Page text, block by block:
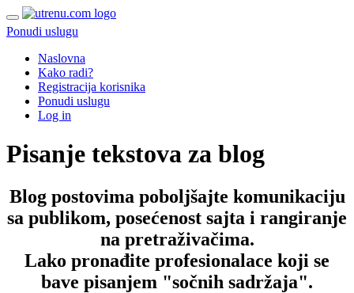
Ponudi uslugu
Naslovna
Kako radi?
Registracija korisnika
Ponudi uslugu
Log in
Pisanje tekstova za blog
Blog postovima poboljšajte komunikaciju
sa publikom, posećenost sajta i rangiranje
na pretraživačima.
Lako pronađite profesionalace koji se
bave pisanjem "sočnih sadržaja".